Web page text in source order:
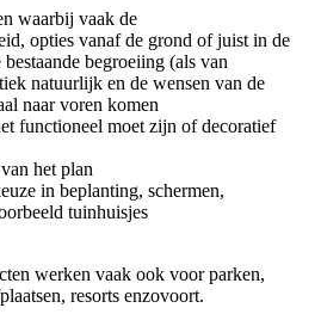
waarbij vaak de
opties vanaf de grond of juist in de
begroeiing (als van
natuurlijk en de wensen van de
naar voren komen
functioneel moet zijn of decoratief
het plan
in beplanting, schermen,
tuinhuisjes
werken vaak ook voor parken,
resorts enzovoort.